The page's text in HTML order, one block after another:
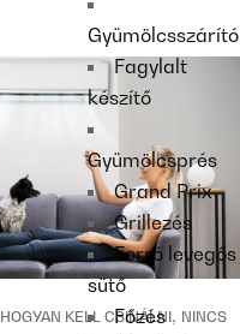
Gyümölcsszárító
Fagylalt
készítő
Gyümölcsprés
Grand Prix
Grillezés
Forró levegős
sütő
Főzés
HOGYAN KELL CSINÁLNI, NINCS